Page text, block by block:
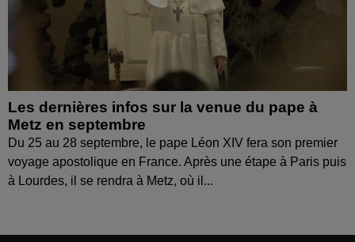
Les dernières infos sur la venue du pape à
Metz en septembre
Du 25 au 28 septembre, le pape Léon XIV fera son premier
voyage apostolique en France. Après une étape à Paris puis
à Lourdes, il se rendra à Metz, où il...